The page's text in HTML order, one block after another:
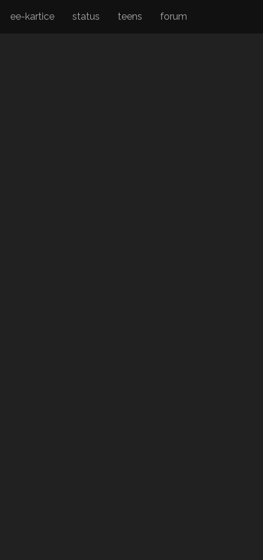
ee-kartice status teens forum